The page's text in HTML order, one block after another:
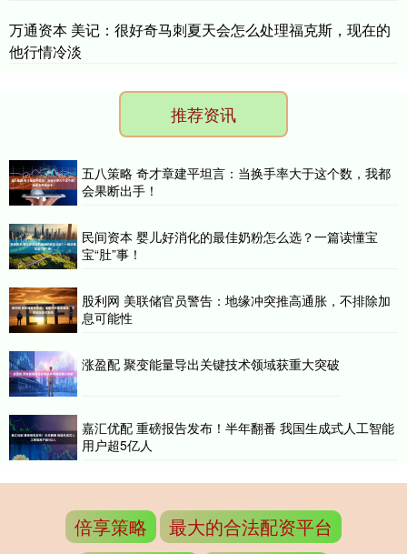
万通资本 美记：很好奇马刺夏天会怎么处理福克斯，现在的
他行情冷淡
推荐资讯
五八策略 奇才章建平坦言：当换手率大于这个数，我都
会果断出手！
民间资本 婴儿好消化的最佳奶粉怎么选？一篇读懂宝
宝“肚”事！
股利网 美联储官员警告：地缘冲突推高通胀，不排除加
息可能性
涨盈配 聚变能量导出关键技术领域获重大突破
嘉汇优配 重磅报告发布！半年翻番 我国生成式人工智能
用户超5亿人
倍享策略 最大的合法配资平台